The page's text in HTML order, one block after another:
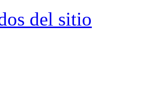
del sitio